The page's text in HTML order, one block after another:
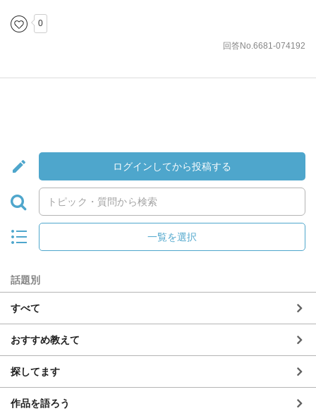
0
回答No.6681-074192
ログインしてから投稿する
一覧を選択
話題別
すべて
おすすめ教えて
探してます
作品を語ろう